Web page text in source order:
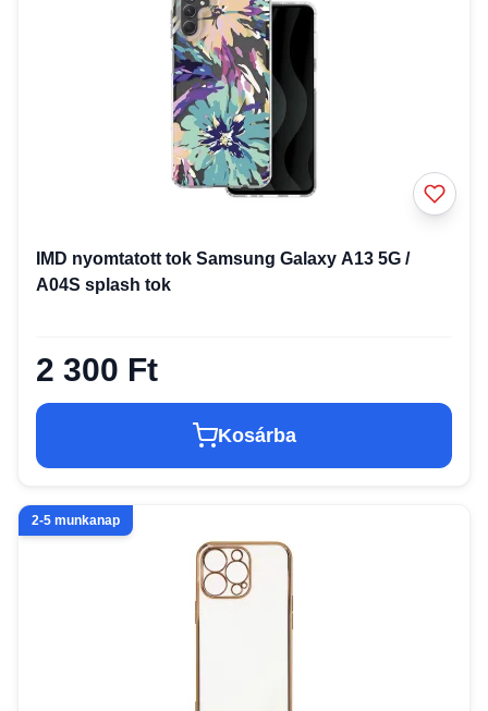
IMD nyomtatott tok Samsung Galaxy A13 5G /
A04S splash tok
2 300 Ft
Kosárba
2-5 munkanap